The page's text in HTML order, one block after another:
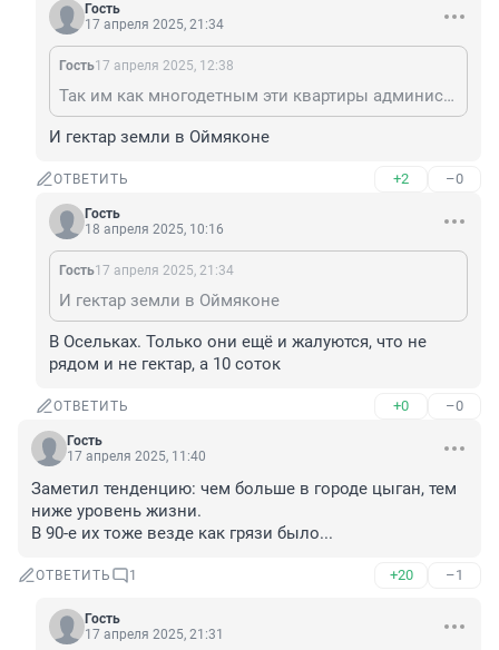
Гость
17 апреля 2025, 21:34
Гость17 апреля 2025, 12:38
Так им как многодетным эти квартиры администрация бесплатно раздает.
И гектар земли в Оймяконе
ОТВЕТИТЬ +2 –0
Гость
18 апреля 2025, 10:16
Гость17 апреля 2025, 21:34
И гектар земли в Оймяконе
В Осельках. Только они ещё и жалуются, что не
рядом и не гектар, а 10 соток
ОТВЕТИТЬ +0 –0
Гость
17 апреля 2025, 11:40
Заметил тенденцию: чем больше в городе цыган, тем
ниже уровень жизни.
В 90-е их тоже везде как грязи было...
ОТВЕТИТЬ 1 +20 –1
Гость
17 апреля 2025, 21:31